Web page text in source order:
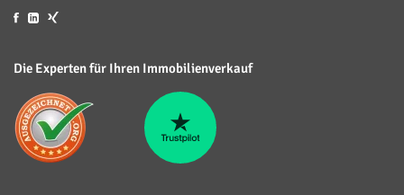
Die Experten für Ihren Immobilienverkauf